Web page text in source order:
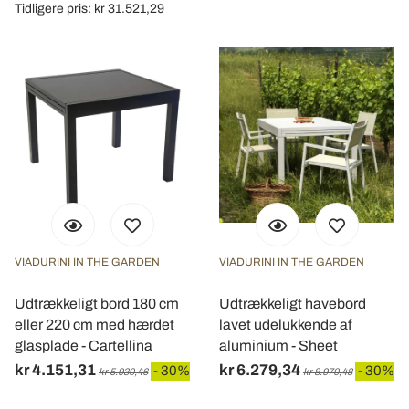
con altre informazioni che ha fornito loro o che hanno
Tidligere pris: kr 31.521,29
VIADURINI IN THE GARDEN
Udtrækkeligt bord 180 cm
eller 220 cm med hærdet
glasplade - Cartellina
kr 4.151,31 kr 5.930,46 - 30%
VIADURINI IN THE GARDEN
Udtrækkeligt havebord
lavet udelukkende af
aluminium - Sheet
kr 6.279,34 kr 8.970,48 - 30%